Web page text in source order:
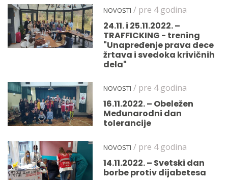
NOVOSTI / pre 4 godina
24.11. i 25.11.2022. –
TRAFFICKING - trening
"Unapređenje prava dece
žrtava i svedoka krivičnih
dela"
NOVOSTI / pre 4 godina
16.11.2022. – Obeležen
Međunarodni dan
tolerancije
NOVOSTI / pre 4 godina
14.11.2022. – Svetski dan
borbe protiv dijabetesa